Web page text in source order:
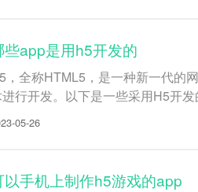
些app是用h5开发的
，全称HTML5，是一种新一代的
行开发。以下是一些采用H5开
05-26
以手机上制作h5游戏的app